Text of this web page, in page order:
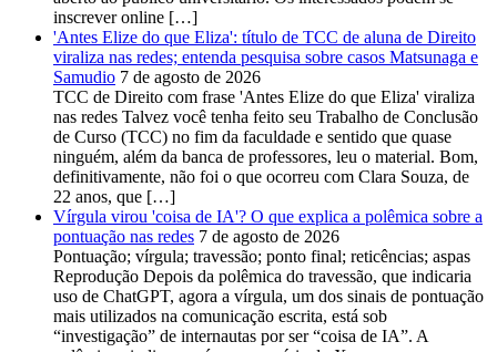
inscrever online […]
'Antes Elize do que Eliza': título de TCC de aluna de Direito
viraliza nas redes; entenda pesquisa sobre casos Matsunaga e
Samudio 7 de agosto de 2026
TCC de Direito com frase 'Antes Elize do que Eliza' viraliza
nas redes Talvez você tenha feito seu Trabalho de Conclusão
de Curso (TCC) no fim da faculdade e sentido que quase
ninguém, além da banca de professores, leu o material. Bom,
definitivamente, não foi o que ocorreu com Clara Souza, de
22 anos, que […]
Vírgula virou 'coisa de IA'? O que explica a polêmica sobre a
pontuação nas redes 7 de agosto de 2026
Pontuação; vírgula; travessão; ponto final; reticências; aspas
Reprodução Depois da polêmica do travessão, que indicaria
uso de ChatGPT, agora a vírgula, um dos sinais de pontuação
mais utilizados na comunicação escrita, está sob
“investigação” de internautas por ser “coisa de IA”. A